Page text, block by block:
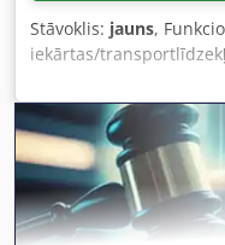
Stāvoklis: jauns,
iekārtas/
, tilpuma
4 stieple, spiediens
dB, dzesēšanas veids:
identifikācijas
dokumentācija /
kas specializējas
gadus. Profesionāls